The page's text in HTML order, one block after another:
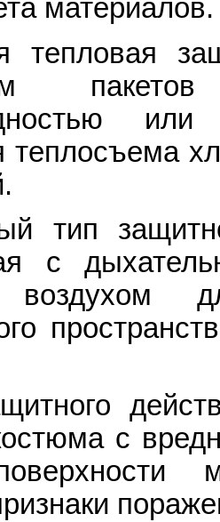
материалов.
тепловая
теплосъема
тип
с
воздухом
с